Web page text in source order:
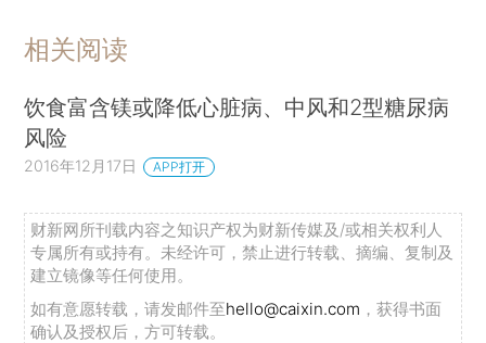
相关阅读
饮食富含镁或降低心脏病、中风和2型糖尿病
风险
2016年12月17日 APP打开
财新网所刊载内容之知识产权为财新传媒及/或相关权利人
专属所有或持有。未经许可，禁止进行转载、摘编、复制及
建立镜像等任何使用。
如有意愿转载，请发邮件至hello@caixin.com ，获得书面
确认及授权后，方可转载。